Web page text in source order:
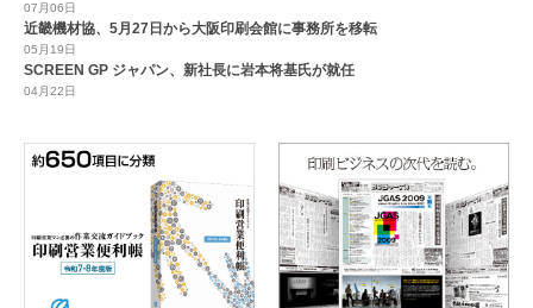
07月06日
近畿機材協、5月27日から大阪印刷会館に事務所を移転
05月19日
SCREEN GP ジャパン、新社長に岩本将基氏が就任
04月22日